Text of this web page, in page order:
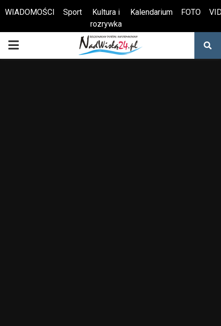
Otwórz pasek narzędzi
WIADOMOŚCI Sport
Kultura i
rozrywka
Kalendarium FOTO
PRIMARY